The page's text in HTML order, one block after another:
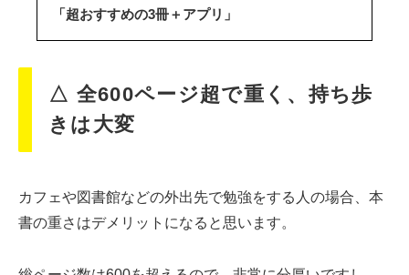
「超おすすめの3冊＋アプリ」
△ 全600ページ超で重く、持ち歩
きは大変
カフェや図書館などの外出先で勉強をする人の場合、本
書の重さはデメリットになると思います。